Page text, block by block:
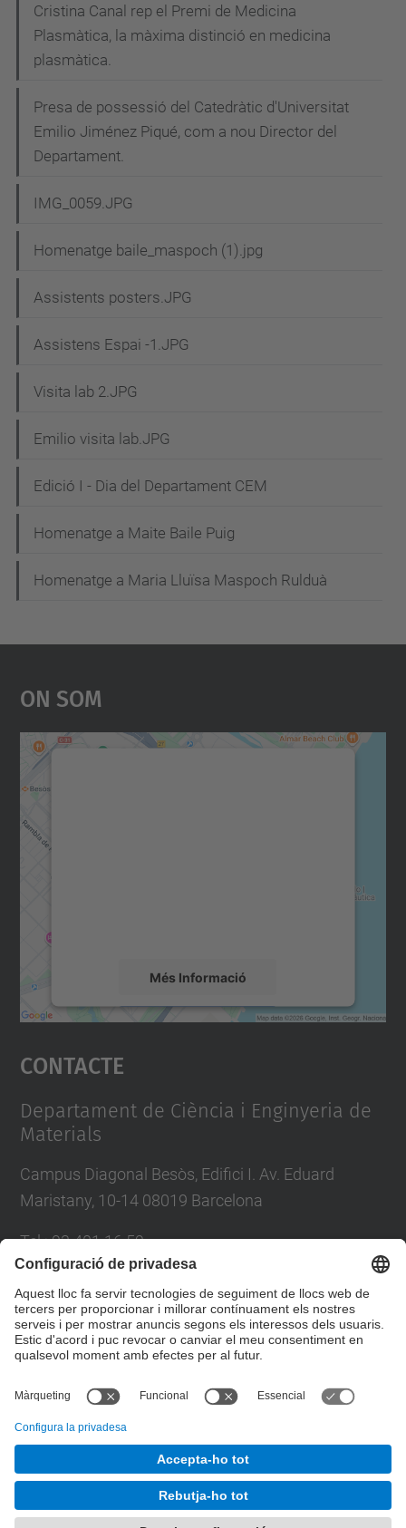
Cristina Canal rep el Premi de Medicina
Plasmàtica, la màxima distinció en medicina
plasmàtica.
Presa de possessió del Catedràtic d'Universitat
Emilio Jiménez Piqué, com a nou Director del
Departament.
IMG_0059.JPG
Homenatge baile_maspoch (1).jpg
Assistents posters.JPG
Assistens Espai -1.JPG
Visita lab 2.JPG
Emilio visita lab.JPG
Edició I - Dia del Departament CEM
Homenatge a Maite Baile Puig
Homenatge a Maria Lluïsa Maspoch Rulduà
On Som
Més Informació
Accepta
powered by
Contacte
Departament de Ciència i Enginyeria de
Materials
Campus Diagonal Besòs, Edifici I. Av. Eduard
Maristany, 10-14 08019 Barcelona
Tel.:93 401 16 59
Directori UPC
Formulari de contacte
Departament de Ciència i Enginyeria de Materials
Desenvolupat amb